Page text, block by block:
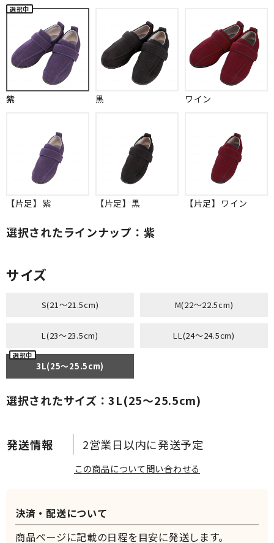
2営業日以内に発送予定
紫 黒 ワイン
【片足】紫 【片足】黒 【片足】ワイン
選択されたラインナップ：紫
サイズ
S(21～21.5cm) M(22～22.5cm)
L(23～23.5cm) LL(24～24.5cm)
3L(25～25.5cm)
選択されたサイズ：3L(25～25.5cm)
この商品について問い合わせる
決済・配送について
商品ページに記載の日程を目安に発送します。